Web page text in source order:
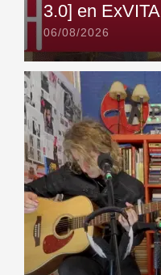
3.0] en ExVITA
06/08/2026